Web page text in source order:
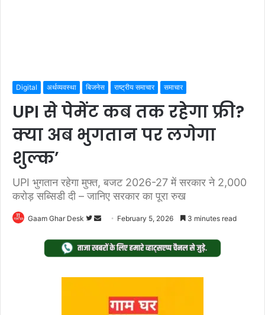
Digital अर्थव्यवस्था बिजनेस राष्ट्रीय समाचार समाचार
UPI से पेमेंट कब तक रहेगा फ्री?
क्या अब भुगतान पर लगेगा
शुल्क’
UPI भुगतान रहेगा मुफ्त, बजट 2026-27 में सरकार ने 2,000
करोड़ सब्सिडी दी – जानिए सरकार का पूरा रुख
Gaam Ghar Desk
Follow
Twitter
Send
email
February 5, 2026 3 minutes read